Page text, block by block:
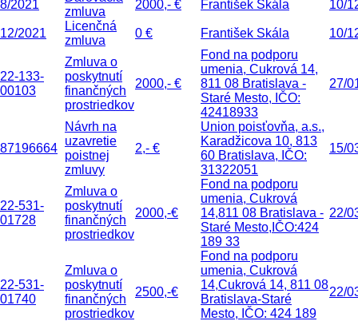
8/2021
zmluva
2000,- € František Skála 10/
12/2021
Licenčná
zmluva
0 € František Skála 10/
22-133-
00103
Zmluva o
poskytnutí
finančných
prostriedkov
2000,- €
Fond na podporu
umenia, Cukrová 14,
811 08 Bratislava -
Staré Mesto, IČO:
42418933
27/
87196664
Návrh na
uzavretie
poistnej
zmluvy
2,- €
Union poisťovňa, a.s.,
Karadžicova 10, 813
60 Bratislava, IČO:
31322051
15/
22-531-
01728
Zmluva o
poskytnutí
finančných
prostriedkov
2000,-€
Fond na podporu
umenia, Cukrová
14,811 08 Bratislava -
Staré Mesto,IČO:424
189 33
22/
22-531-
01740
Zmluva o
poskytnutí
finančných
prostriedkov
2500,-€
Fond na podporu
umenia, Cukrová
14,Cukrová 14, 811 08
Bratislava-Staré
Mesto, IČO: 424 189
22/